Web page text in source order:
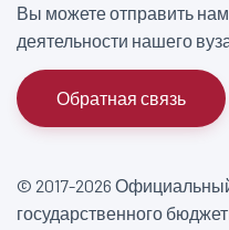
Вы можете отправить
деятельности нашего
Обратная связь
© 2017-2026
государственного